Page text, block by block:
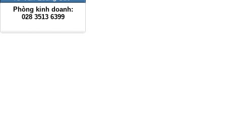
Phòng kinh doanh:
028 3513 6399